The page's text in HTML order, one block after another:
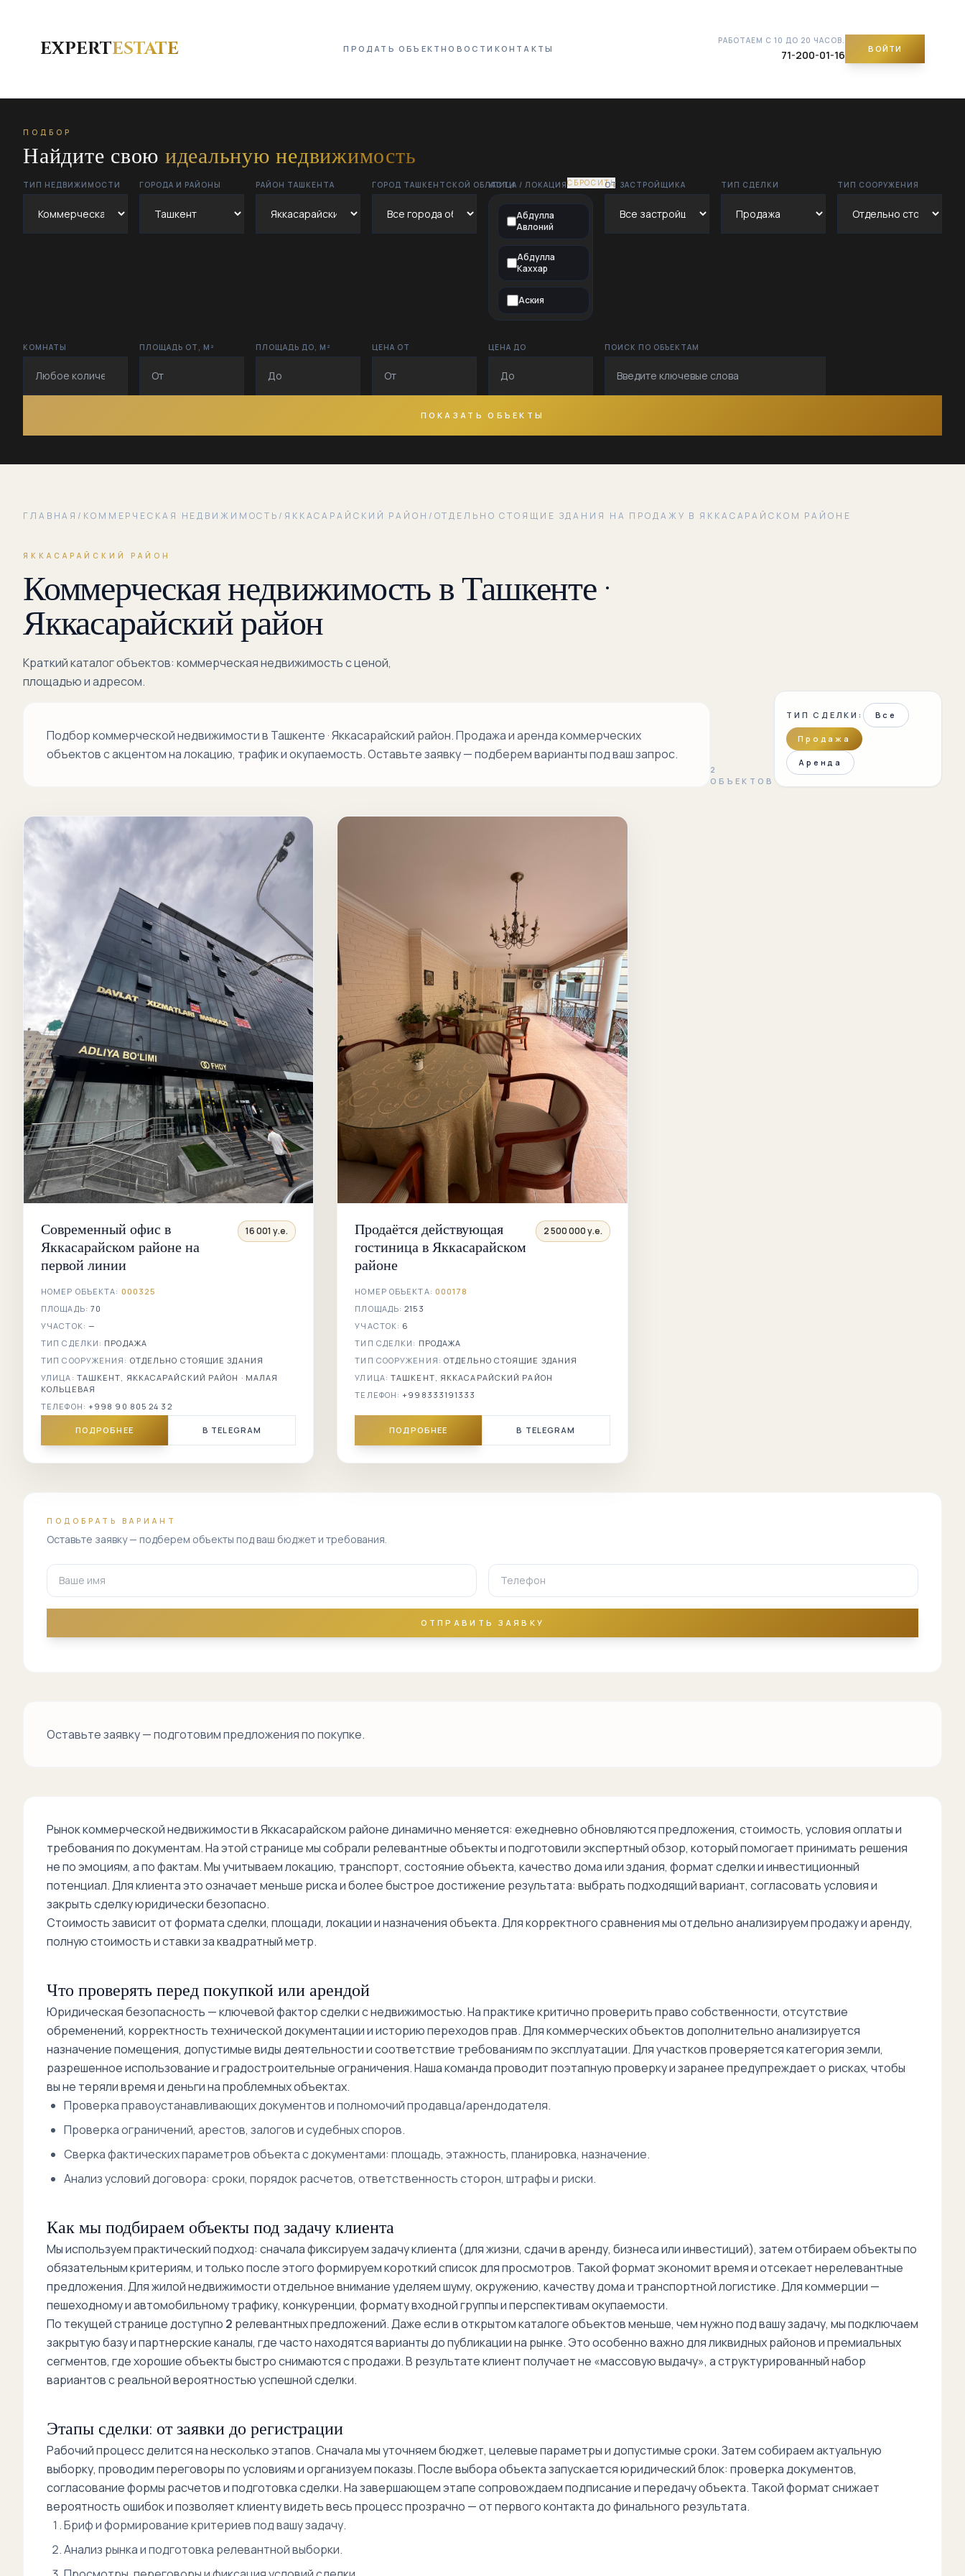
EXPERTESTATE ПРОДАТЬ ОБЪЕКТНОВОСТИ КОНТАКТЫ
РАБОТАЕМ С 10 ДО 20 ЧАСОВ.
71-200-01-16 ВОЙТИ
ПОДБОР
Найдите свою идеальную недвижимость
ТИП НЕДВИЖИМОСТИ ГОРОДА И РАЙОНЫ РАЙОН ТАШКЕНТА ГОРОД ТАШКЕНТСКОЙ ОБЛАСТИУЛИЦА / ЛОКАЦИЯСБРОСИТЬ
Абдулла
Авлоний
Абдулла
Каххар
Аския
Бобур
Богсарой
Мерос
Тафаккур
Текстиль
Урикзор
Шота
Руставели
Шахжахон
Юнус
Раджаби
Яккасарай
парк Бабура
Аския базар
Южный
вокзал
Pyramid
Towers
улица Чехова
Кичик
ОТ ЗАСТРОЙЩИКА ТИП СДЕЛКИ ТИП СООРУЖЕНИЯ
КОМНАТЫ ПЛОЩАДЬ ОТ, М² ПЛОЩАДЬ ДО, М² ЦЕНА ОТ ЦЕНА ДО ПОИСК ПО ОБЪЕКТАМ
ПОКАЗАТЬ ОБЪЕКТЫ
ГЛАВНАЯ / КОММЕРЧЕСКАЯ НЕДВИЖИМОСТЬ / ЯККАСАРАЙСКИЙ РАЙОН / ОТДЕЛЬНО СТОЯЩИЕ ЗДАНИЯ НА ПРОДАЖУ В ЯККАСАРАЙСКОМ РАЙОНЕ
ЯККАСАРАЙСКИЙ РАЙОН
Коммерческая недвижимость в Ташкенте ·
Яккасарайский район
Краткий каталог объектов: коммерческая недвижимость с ценой,
площадью и адресом.
Подбор коммерческой недвижимости в Ташкенте · Яккасарайский район. Продажа и аренда коммерческих
объектов с акцентом на локацию, трафик и окупаемость. Оставьте заявку — подберем варианты под ваш запрос.
2
ОБЪЕКТОВ
ТИП СДЕЛКИ: Все
Продажа
Аренда
Современный офис в
Яккасарайском районе на
первой линии
16 001 у.е.
НОМЕР ОБЪЕКТА: 000325
ПЛОЩАДЬ: 70
УЧАСТОК: —
ТИП СДЕЛКИ: ПРОДАЖА
ТИП СООРУЖЕНИЯ: ОТДЕЛЬНО СТОЯЩИЕ ЗДАНИЯ
УЛИЦА: ТАШКЕНТ, ЯККАСАРАЙСКИЙ РАЙОН · МАЛАЯ
КОЛЬЦЕВАЯ
ТЕЛЕФОН: +998 90 805 24 32
ПОДРОБНЕЕ В TELEGRAM
Продаётся действующая
гостиница в Яккасарайском
районе
2 500 000 у.е.
НОМЕР ОБЪЕКТА: 000178
ПЛОЩАДЬ:2153
УЧАСТОК: 6
ТИП СДЕЛКИ: ПРОДАЖА
ТИП СООРУЖЕНИЯ: ОТДЕЛЬНО СТОЯЩИЕ ЗДАНИЯ
УЛИЦА:ТАШКЕНТ, ЯККАСАРАЙСКИЙ РАЙОН
ТЕЛЕФОН: +998333191333
ПОДРОБНЕЕ В TELEGRAM
ПОДОБРАТЬ ВАРИАНТ
Оставьте заявку — подберем объекты под ваш бюджет и требования.
ОТПРАВИТЬ ЗАЯВКУ
Оставьте заявку — подготовим предложения по покупке.
Рынок коммерческой недвижимости в Яккасарайском районе динамично меняется: ежедневно обновляются предложения, стоимость, условия оплаты и
требования по документам. На этой странице мы собрали релевантные объекты и подготовили экспертный обзор, который помогает принимать решения
не по эмоциям, а по фактам. Мы учитываем локацию, транспорт, состояние объекта, качество дома или здания, формат сделки и инвестиционный
потенциал. Для клиента это означает меньше риска и более быстрое достижение результата: выбрать подходящий вариант, согласовать условия и
закрыть сделку юридически безопасно.
Стоимость зависит от формата сделки, площади, локации и назначения объекта. Для корректного сравнения мы отдельно анализируем продажу и аренду,
полную стоимость и ставки за квадратный метр.
Что проверять перед покупкой или арендой
Юридическая безопасность — ключевой фактор сделки с недвижимостью. На практике критично проверить право собственности, отсутствие
обременений, корректность технической документации и историю переходов прав. Для коммерческих объектов дополнительно анализируется
назначение помещения, допустимые виды деятельности и соответствие требованиям по эксплуатации. Для участков проверяется категория земли,
разрешенное использование и градостроительные ограничения. Наша команда проводит поэтапную проверку и заранее предупреждает о рисках, чтобы
вы не теряли время и деньги на проблемных объектах.
Проверка правоустанавливающих документов и полномочий продавца/арендодателя.
Проверка ограничений, арестов, залогов и судебных споров.
Сверка фактических параметров объекта с документами: площадь, этажность, планировка, назначение.
Анализ условий договора: сроки, порядок расчетов, ответственность сторон, штрафы и риски.
Как мы подбираем объекты под задачу клиента
Мы используем практический подход: сначала фиксируем задачу клиента (для жизни, сдачи в аренду, бизнеса или инвестиций), затем отбираем объекты по
обязательным критериям, и только после этого формируем короткий список для просмотров. Такой формат экономит время и отсекает нерелевантные
предложения. Для жилой недвижимости отдельное внимание уделяем шуму, окружению, качеству дома и транспортной логистике. Для коммерции —
пешеходному и автомобильному трафику, конкуренции, формату входной группы и перспективам окупаемости.
По текущей странице доступно 2 релевантных предложений. Даже если в открытом каталоге объектов меньше, чем нужно под вашу задачу, мы подключаем
закрытую базу и партнерские каналы, где часто находятся варианты до публикации на рынке. Это особенно важно для ликвидных районов и премиальных
сегментов, где хорошие объекты быстро снимаются с продажи. В результате клиент получает не «массовую выдачу», а структурированный набор
вариантов с реальной вероятностью успешной сделки.
Этапы сделки: от заявки до регистрации
Рабочий процесс делится на несколько этапов. Сначала мы уточняем бюджет, целевые параметры и допустимые сроки. Затем собираем актуальную
выборку, проводим переговоры по условиям и организуем показы. После выбора объекта запускается юридический блок: проверка документов,
согласование формы расчетов и подготовка сделки. На завершающем этапе сопровождаем подписание и передачу объекта. Такой формат снижает
вероятность ошибок и позволяет клиенту видеть весь процесс прозрачно — от первого контакта до финального результата.
Бриф и формирование критериев под вашу задачу.
Анализ рынка и подготовка релевантной выборки.